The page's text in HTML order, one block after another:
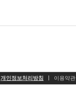
개인정보처리방침 이용약관